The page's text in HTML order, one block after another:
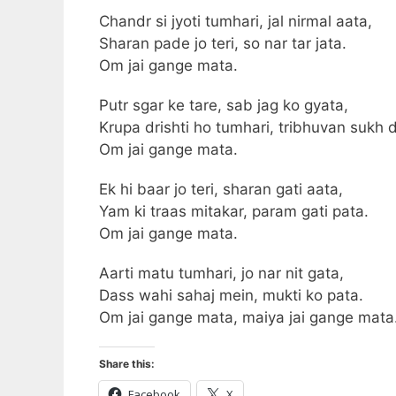
Chandr si jyoti tumhari, jal nirmal aata,
Sharan pade jo teri, so nar tar jata.
Om jai gange mata.
Putr sgar ke tare, sab jag ko gyata,
Krupa drishti ho tumhari, tribhuvan sukh
Om jai gange mata.
Ek hi baar jo teri, sharan gati aata,
Yam ki traas mitakar, param gati pata.
Om jai gange mata.
Aarti matu tumhari, jo nar nit gata,
Dass wahi sahaj mein, mukti ko pata.
Om jai gange mata, maiya jai gange
Share this: